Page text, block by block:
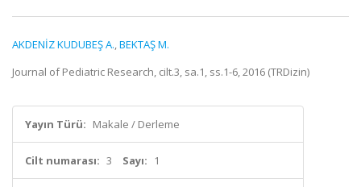
AKDENİZ KUDUBEŞ A.,BEKTAŞ M.
Journal of Pediatric Research, cilt.3, sa.1, ss.1-6, 2016 (TRDizin)
Yayın Türü: Makale / Derleme
Cilt numarası: 3 Sayı: 1